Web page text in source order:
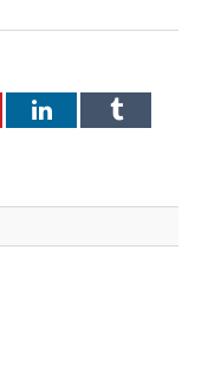
LinkedInTumblr